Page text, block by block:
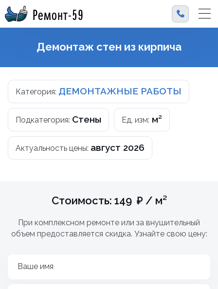
Ремонт-59
Демонтаж стен из кирпича
Категория: ДЕМОНТАЖНЫЕ РАБОТЫ
Подкатегория: Стены Ед. изм: м²
Актуальность цены: август 2026
Стоимость: 149 ₽ / м²
При комплексном ремонте или за внушительный
объем предоставляется скидка. Узнайте свою цену:
Ваше имя